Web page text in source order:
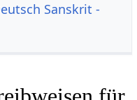
Sanskrit -